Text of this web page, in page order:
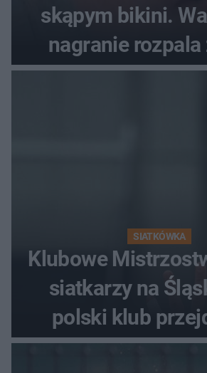
skąpym bikini.
nagranie rozpala
fanów
SIATKÓWKA
Klubowe
siatkarzy na
polski klub
historii